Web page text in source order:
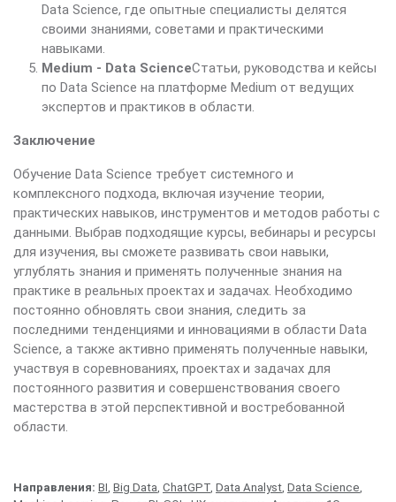
Data Science, где опытные специалисты делятся
своими знаниями, советами и практическими
навыками.
Medium - Data ScienceСтатьи, руководства и кейсы
по Data Science на платформе Medium от ведущих
экспертов и практиков в области.
Заключение
Обучение Data Science требует системного и
комплексного подхода, включая изучение теории,
практических навыков, инструментов и методов работы с
данными. Выбрав подходящие курсы, вебинары и ресурсы
для изучения, вы сможете развивать свои навыки,
углублять знания и применять полученные знания на
практике в реальных проектах и задачах. Необходимо
постоянно обновлять свои знания, следить за
последними тенденциями и инновациями в области Data
Science, а также активно применять полученные навыки,
участвуя в соревнованиях, проектах и задачах для
постоянного развития и совершенствования своего
мастерства в этой перспективной и востребованной
области.
Направления: BI, Big Data, ChatGPT, Data Analyst, Data Science,